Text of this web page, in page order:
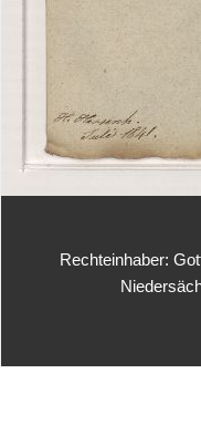
Rechteinhaber: